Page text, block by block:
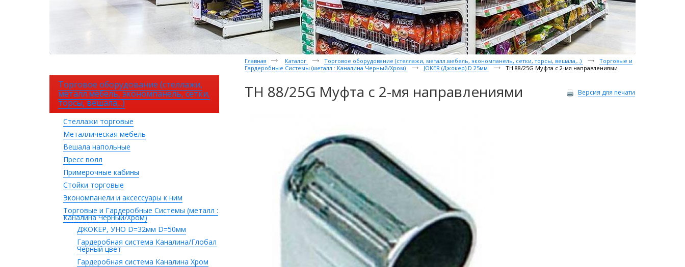
Торговое оборудование (стеллажи,
металл.мебель, экономпанель, сетки,
торсы, вешала,..)
Стеллажи торговые
Металлическая мебель
Вешала напольные
Пресс волл
Примерочные кабины
Стойки торговые
Экономпанели и аксессуары к ним
Торговые и Гардеробные Системы (металл :
Каналина Черный/Хром)
ДЖОКЕР, УНО D=32мм D=50мм
Гардеробная система Каналина/Глобал
Черный цвет
Гардеробная система Каналина Хром
Главная Каталог Торговое оборудование (стеллажи, металл.мебель, экономпанель, сетки, торсы, вешала,..)
Торговые и
Гардеробные Системы (металл : Каналина Черный/Хром)
JOKER (Джокер) D 25мм TH 88/25G Муфта с 2-мя направлениями
TH 88/25G Муфта с 2-мя направлениями Версия для печати